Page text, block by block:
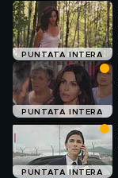
PUNTATA INTERA
PUNTATA INTERA
PUNTATA INTERA